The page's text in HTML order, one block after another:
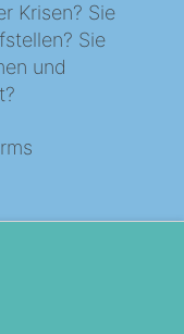
Krisen? Sie
Sie
und